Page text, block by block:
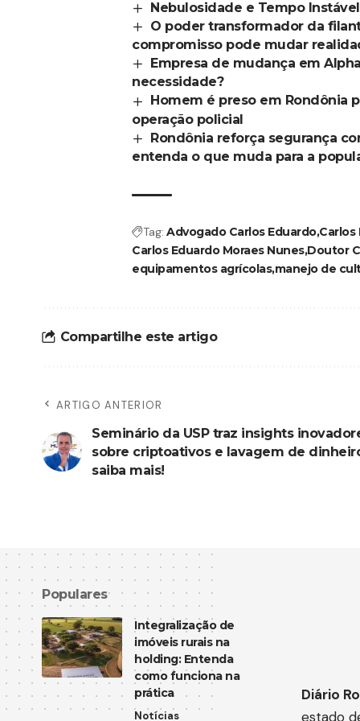
Nebulosidade e Tempo
O poder transformador da
compromisso pode mudar
Empresa de mudança em
necessidade?
Homem é preso em Rondônia
operação policial
Rondônia reforça segurança
entenda o que muda para a
Tag: Advogado Carlos EduardoCarlos
Carlos Eduardo Moraes NunesDoutor
equipamentos agrícolasmanejo de
Compartilhe este artigo
ARTIGO ANTERIOR
Seminário da USP traz insights
sobre criptoativos e lavagem de
saiba mais!
Populares
Integralização de
imóveis rurais na
holding: Entenda
como funciona na
prática
Notícias
Diário
estado